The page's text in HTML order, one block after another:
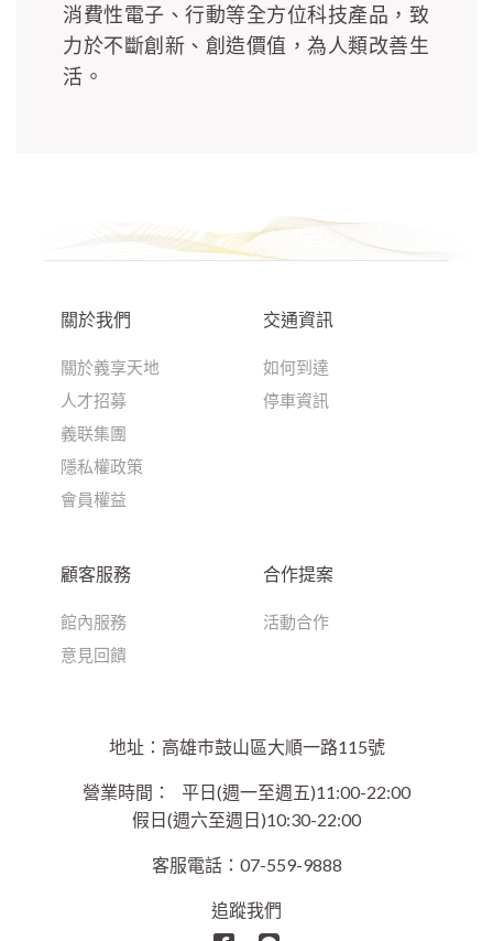
消費性電子、行動等全方位科技產品，致
力於不斷創新、創造價值，為人類改善生
活。
地址：高雄巿鼓山區大順一路115號
營業時間：
平日(週一至週五)11:00-22:00
假日(週六至週日)10:30-22:00
客服電話：07-559-9888
追蹤我們
關於我們
關於義享天地
人才招募
義联集團
隱私權政策
會員權益
交通資訊
如何到達
停車資訊
顧客服務
館內服務
意見回饋
合作提案
活動合作